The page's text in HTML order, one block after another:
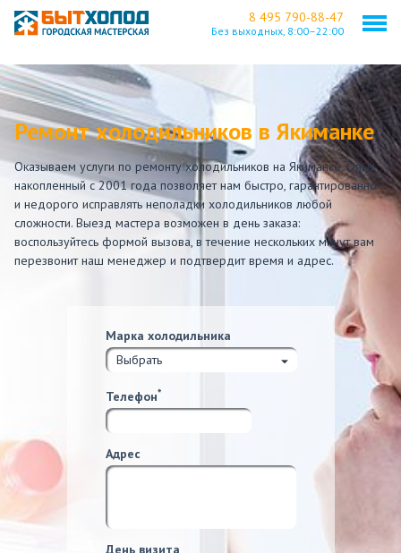
8 495 790-88-47
Без выходных, 8:00–22:00
Ремонт холодильников в Якиманке
Оказываем услуги по ремонту холодильников на Якиманке. Опыт,
накопленный с 2001 года позволяет нам быстро, гарантированно
и недорого исправлять неполадки холодильников любой
сложности. Выезд мастера возможен в день заказа:
воспользуйтесь формой вызова, в течение нескольких минут вам
перезвонит наш менеджер и подтвердит время и адрес.
Марка холодильника
Выбрать
Телефон*
Адрес
День визита